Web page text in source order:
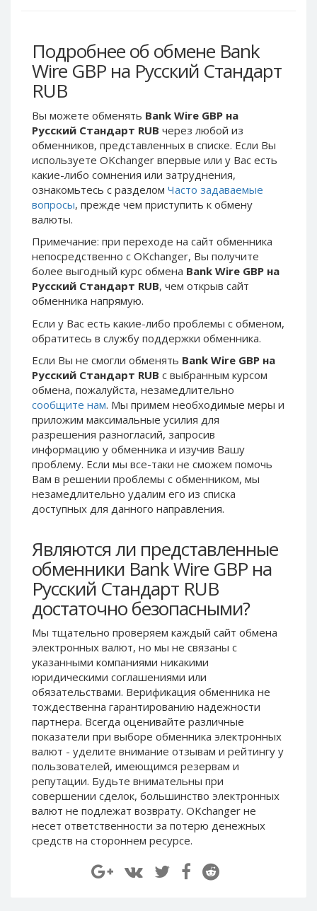
Подробнее об обмене Bank
Wire GBP на Русский Стандарт
RUB
Вы можете обменять Bank Wire GBP на
Русский Стандарт RUB через любой из
обменников, представленных в списке. Если Вы
используете OKchanger впервые или у Вас есть
какие-либо сомнения или затруднения,
ознакомьтесь с разделом Часто задаваемые
вопросы, прежде чем приступить к обмену
валюты.
Примечание: при переходе на сайт обменника
непосредственно c OKchanger, Вы получите
более выгодный курс обмена Bank Wire GBP на
Русский Стандарт RUB, чем открыв сайт
обменника напрямую.
Если у Вас есть какие-либо проблемы с обменом,
обратитесь в службу поддержки обменника.
Если Вы не смогли обменять Bank Wire GBP на
Русский Стандарт RUB с выбранным курсом
обмена, пожалуйста, незамедлительно
сообщите нам. Мы примем необходимые меры и
приложим максимальные усилия для
разрешения разногласий, запросив
информацию у обменника и изучив Вашу
проблему. Если мы все-таки не сможем помочь
Вам в решении проблемы c обменником, мы
незамедлительно удалим его из списка
доступных для данного направления.
Являются ли представленные
обменники Bank Wire GBP на
Русский Стандарт RUB
достаточно безопасными?
Мы тщательно проверяем каждый сайт обмена
электронных валют, но мы не связаны c
указанными компаниями никакими
юридическими соглашениями или
обязательствами. Верификация обменника не
тождественна гарантированию надежности
партнера. Всегда оценивайте различные
показатели при выборе обменника электронных
валют - уделите внимание отзывам и рейтингу у
пользователей, имеющимся резервам и
репутации. Будьте внимательны при
совершении сделок, большинство электронных
валют не подлежат возврату. OKchanger не
несет ответственности за потерю денежных
средств на стороннем ресурсе.
Skril EUR
Skril INR
Skril PLN
Skril AUD
Skril NOK
Skril SEK
Paxum USD
Paxum EUR
Epay EUR
Phone Balance RUB
Phone Balance UAH
Neteller USD
Neteller EUR
Neteller INR
Neteller PLN
Neteller GBP
Neteller NOK
Neteller SEK
PaySera USD
PaySera EUR
AliPay CNY
UnionPay CNY
Paymer USD
Paymer RUB
Capitalist USD
Capitalist RUB
Capitalist EUR
Payoneer USD
Payoneer EUR
Revolut Binance USD
(BUSD)
Revolut USD
Revolut EUR
Revolut GBP
Global24 UAH
Piastrix RUB
Skril EUR
Skril INR
Skril AUD
Skril NOK
Skril SEK
Paxum USD
Paxum EUR
Epay EUR
Phone Balance RUB
Phone Balance UAH
Neteller USD
Neteller EUR
Neteller INR
Neteller PLN
Neteller GBP
Neteller NOK
Neteller SEK
PaySera USD
PaySera EUR
UnionPay CNY
Paymer USD
Paymer RUB
Paymer UAH
Capitalist USD
Capitalist RUB
Capitalist EUR
Payoneer USD
Payoneer EUR
Revolut Binance USD
(BUSD)
Revolut USD
Revolut EUR
Revolut GBP
Piastrix RUB